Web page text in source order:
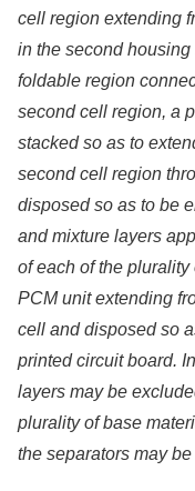
cell region extending
in the second
foldable region
second cell region, a
stacked so as to
second cell region
disposed so as to be
and mixture layers
of each of the
PCM unit extending
cell and disposed so
printed circuit board.
layers may be
plurality of base
the separators may